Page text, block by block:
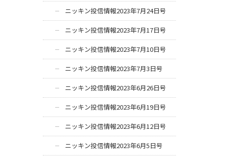
ニッキン投信情報2023年7月24日号
ニッキン投信情報2023年7月17日号
ニッキン投信情報2023年7月10日号
ニッキン投信情報2023年7月3日号
ニッキン投信情報2023年6月26日号
ニッキン投信情報2023年6月19日号
ニッキン投信情報2023年6月12日号
ニッキン投信情報2023年6月5日号